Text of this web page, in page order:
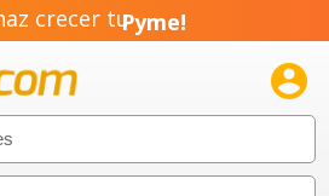
crecer tuPyme!
Emprendimiento!
